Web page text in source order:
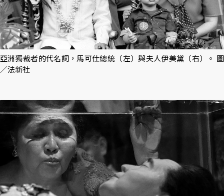
亞洲獨裁者的代名詞，馬可仕總統（左）與夫人伊美黛（右）。 圖
／法新社